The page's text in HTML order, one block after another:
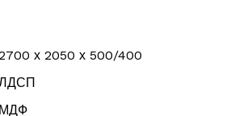
х 2050 х 500/400
МДФ